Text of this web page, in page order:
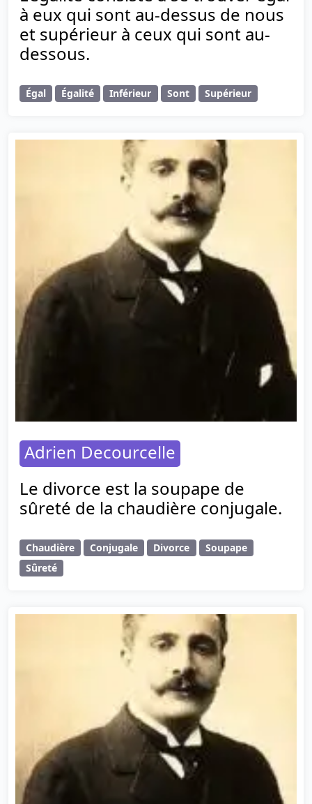
à eux qui sont au-dessus de nous
et supérieur à ceux qui sont au-
dessous.
Égal Égalité Inférieur Sont Supérieur
Adrien Decourcelle
Le divorce est la soupape de
sûreté de la chaudière conjugale.
Chaudière Conjugale Divorce
Soupape
Sûreté